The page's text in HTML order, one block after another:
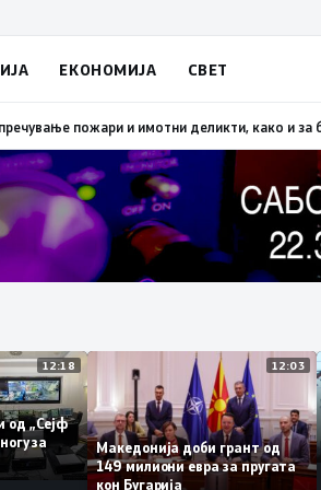
ЕКОНОМИЈА СВЕТ
Скопско: Во невремето загинаа 22 лица
12:18
од „Сејф
за
Македонија доби грант од
149 милиони евра за пругата
кон Бугарија